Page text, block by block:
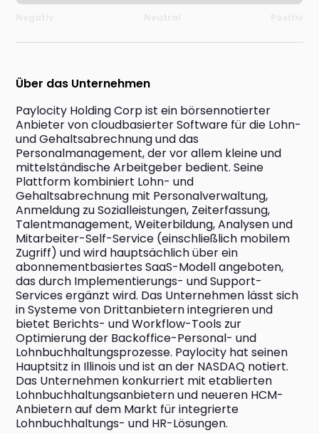
Über das Unternehmen
Paylocity Holding Corp ist ein börsennotierter
Anbieter von cloudbasierter Software für die Lohn-
und Gehaltsabrechnung und das
Personalmanagement, der vor allem kleine und
mittelständische Arbeitgeber bedient. Seine
Plattform kombiniert Lohn- und
Gehaltsabrechnung mit Personalverwaltung,
Anmeldung zu Sozialleistungen, Zeiterfassung,
Talentmanagement, Weiterbildung, Analysen und
Mitarbeiter-Self-Service (einschließlich mobilem
Zugriff) und wird hauptsächlich über ein
abonnementbasiertes SaaS-Modell angeboten,
das durch Implementierungs- und Support-
Services ergänzt wird. Das Unternehmen lässt sich
in Systeme von Drittanbietern integrieren und
bietet Berichts- und Workflow-Tools zur
Optimierung der Backoffice-Personal- und
Lohnbuchhaltungsprozesse. Paylocity hat seinen
Hauptsitz in Illinois und ist an der NASDAQ notiert.
Das Unternehmen konkurriert mit etablierten
Lohnbuchhaltungsanbietern und neueren HCM-
Anbietern auf dem Markt für integrierte
Lohnbuchhaltungs- und HR-Lösungen.